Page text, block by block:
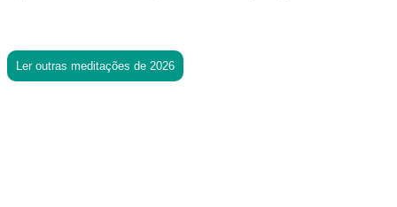
Ler outras meditações de 2026